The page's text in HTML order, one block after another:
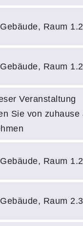
Raum 1.2
Raum 1.2
Veranstaltung
Sie von zuhause
Raum 1.2
Raum 2.3